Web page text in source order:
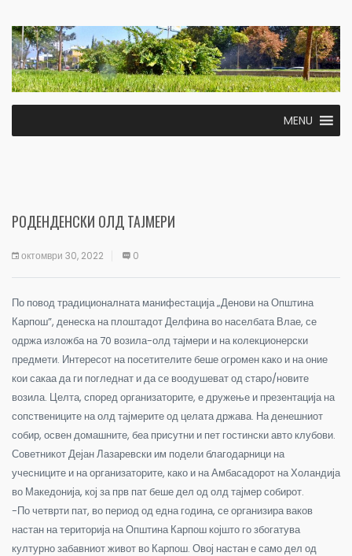
MENU
РОДЕНДЕНСКИ ОЛД ТАЈМЕРИ
октомври 30, 2022 0
По повод традиционалната манифестација „Денови на Општина
Карпош”, денеска на плоштадот Делфина во населбата Влае, се
одржа изложба на 70 возила-олд тајмери и на колекционерски
предмети. Интересот на посетителите беше огромен како и на оние
кои сакаа да ги погледнат и да се воодушеват од старо/новите
возила. Целта, според организаторите, е дружење и презентација на
сопствениците на олд тајмерите од целата држава. На денешниот
собир, освен домашните, беа присутни и пет гостински авто клубови.
Советникот Дејан Лазаревски им подели благодарници на
учесниците и на организаторите, како и на Амбасадорот на Холандија
во Македонија, кој за прв пат беше дел од олд тајмер собирот.
-По четврти пат, во период од една година, се организира ваков
настан на територија на Општина Карпош којшто го збогатува
културно забавниот живот во Карпош. Овој настан е само дел од